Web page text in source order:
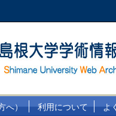
へ） 利用について よ